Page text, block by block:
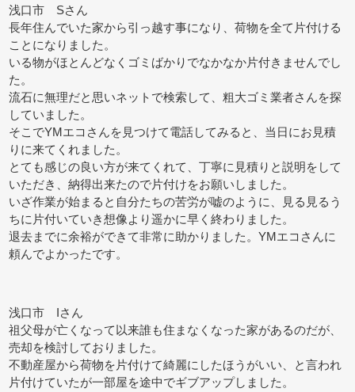
浅口市 Sさん
長年住んでいた家から引っ越す事になり、荷物を全て片付ける
ことになりました。
いる物がほとんどなくゴミばかりでなかなか片付きませんでし
た。
流石に無理だと思いネットで検索して、粗大ゴミ業者さんを探
していました。
そこでYMエコさんを見つけて電話してみると、当日にお見積
りに来てくれました。
とても感じの良い方が来てくれて、丁寧に見積りと説明をして
いただき、納得出来たので片付けをお願いしました。
いざ作業が始まると自分たちの苦労が嘘のように、見る見るう
ちに片付いていき想像より遥かに早く終わりました。
退去までに余裕ができて非常に助かりました。YMエコさんに
頼んでよかったです。
浅口市 Iさん
祖父母が亡くなって以来誰も住まなくなった家があるのだが、
売却を検討しておりました。
不動産屋から荷物を片付けて綺麗にしたほうがいい、と言われ
片付けていたが一部屋を途中でギブアップしました。